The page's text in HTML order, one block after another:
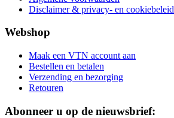
Disclaimer & privacy- en cookiebeleid
Webshop
Maak een VTN account aan
Bestellen en betalen
Verzending en bezorging
Retouren
Abonneer u op de nieuwsbrief: